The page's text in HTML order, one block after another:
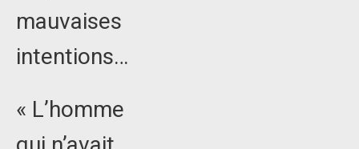
mauvaises
intentions…
« L’homme